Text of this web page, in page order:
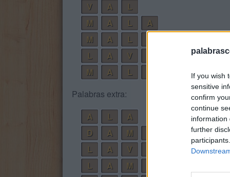
If you wish
sensitive
confirm
continue
information
further
V
A
L
M
A L
A
M
A L
L
A V
A
M
A L D
A
Palabras extra:
A
L
A
D
A M
L
A V
L
A M